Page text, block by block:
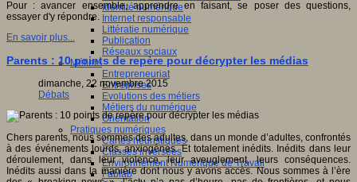
Identité numérique
Internet responsable
Littératie numérique
Publication
Réseaux sociaux
Métiers
Entrepreneuriat
Entreprises
Evolutions des métiers
Métiers du numérique
Orientation
Pratiques numériques
Cartes heuristiques
Classes inversées
Environnement Numérique de Travail
Fablab
Pour : avancer ensemble, apprendre en faisant, se poser des questions,
essayer d'y répondre.
En savoir plus...
Parents : 10 points de repère pour décrypter les médias
dimanche, 22 novembre 2015
Débats
Chers parents, nous sommes des adultes, dans un monde d’adultes, confrontés
à des événements lourds, anxiogènes. Et totalement inédits. Inédits dans leur
déroulement, dans leur violence, leur aveuglement, leurs conséquences.
Inédits aussi dans la manière dont nous y avons accès. Nous sommes à l’ère